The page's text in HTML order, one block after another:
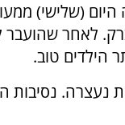
(שלישי)
לאחר שהועבר
הילדים טוב.
נסיבות